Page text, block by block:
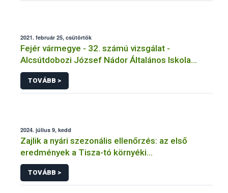
2021. február 25, csütörtök
Fejér vármegye - 32. számú vizsgálat -
Alcsútdobozi József Nádor Általános Iskola
Tálalókonyha - Alcsútdoboz
TOVÁBB >
2024. július 9, kedd
Zajlik a nyári szezonális ellenőrzés: az első
eredmények a Tisza-tó környéki
vendéglátóhelyekről érkeztek
TOVÁBB >